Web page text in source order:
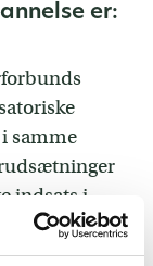
er:
samme
indsats i
der skal